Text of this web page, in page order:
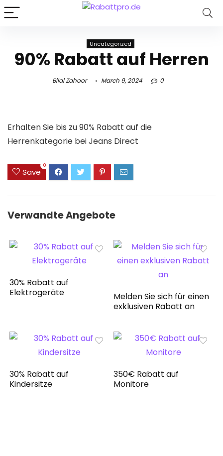
Uncategorized
90% Rabatt auf Herren
Bilal Zahoor March 9, 2024 0
Erhalten Sie bis zu 90% Rabatt auf die
Herrenkategorie bei Jeans Direct
Save
0
Verwandte Angebote
30% Rabatt auf
Elektrogeräte
Melden Sie sich für einen
exklusiven Rabatt an
30% Rabatt auf
Kindersitze
350€ Rabatt auf
Monitore